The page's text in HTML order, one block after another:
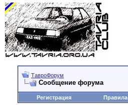
ТавроФорум
Сообщение форума
Регистрация Правила